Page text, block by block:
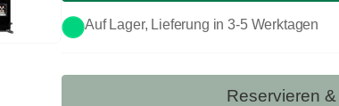
Reservieren
Auf Lager, Lieferung in 3-5 Werktagen